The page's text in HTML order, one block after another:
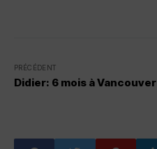
PRÉCÉDENT
Didier: 6 mois à Vancouver